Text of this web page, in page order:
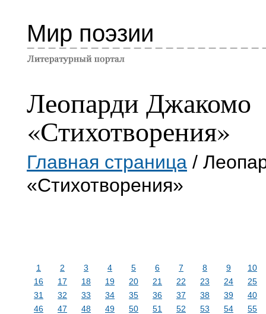
Мир поэзии
Леопарди Джакомо
«Стихотворения»
Главная страница /
«Стихотворения»
1 2 3 4 5 6 7 8 9
10
16
17 18 19 20 21 22 23 24
25
31
32 33 34 35 36 37 38 39
40
46
47 48 49 50 51 52 53 54
55